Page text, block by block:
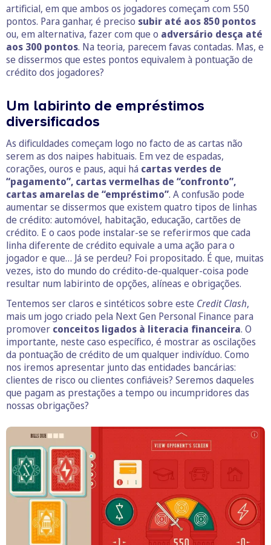
artificial, em que ambos os jogadores começam com 550
pontos. Para ganhar, é preciso subir até aos 850 pontos
ou, em alternativa, fazer com que o adversário desça até
aos 300 pontos. Na teoria, parecem favas contadas. Mas, e
se dissermos que estes pontos equivalem à pontuação de
crédito dos jogadores?
Um labirinto de empréstimos
diversificados
As dificuldades começam logo no facto de as cartas não
serem as dos naipes habituais. Em vez de espadas,
corações, ouros e paus, aqui há cartas verdes de
“pagamento”, cartas vermelhas de “confronto”,
cartas amarelas de “empréstimo”. A confusão pode
aumentar se dissermos que existem quatro tipos de linhas
de crédito: automóvel, habitação, educação, cartões de
crédito. E o caos pode instalar-se se referirmos que cada
linha diferente de crédito equivale a uma ação para o
jogador e que… Já se perdeu? Foi propositado. É que, muitas
vezes, isto do mundo do crédito-de-qualquer-coisa pode
resultar num labirinto de opções, alíneas e obrigações.
Tentemos ser claros e sintéticos sobre este Credit Clash,
mais um jogo criado pela Next Gen Personal Finance para
promover conceitos ligados à literacia financeira. O
importante, neste caso específico, é mostrar as oscilações
da pontuação de crédito de um qualquer indivíduo. Como
nos iremos apresentar junto das entidades bancárias:
clientes de risco ou clientes confiáveis? Seremos daqueles
que pagam as prestações a tempo ou incumpridores das
nossas obrigações?